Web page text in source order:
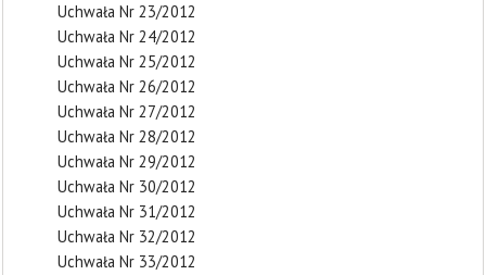
Uchwała Nr 23/2012
Uchwała Nr 24/2012
Uchwała Nr 25/2012
Uchwała Nr 26/2012
Uchwała Nr 27/2012
Uchwała Nr 28/2012
Uchwała Nr 29/2012
Uchwała Nr 30/2012
Uchwała Nr 31/2012
Uchwała Nr 32/2012
Uchwała Nr 33/2012